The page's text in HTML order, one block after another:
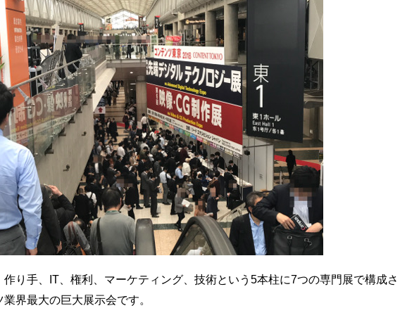
作り手、IT、権利、マーケティング、技術という5本柱に7つの専門展で構成さ
界最大の巨大展示会です。